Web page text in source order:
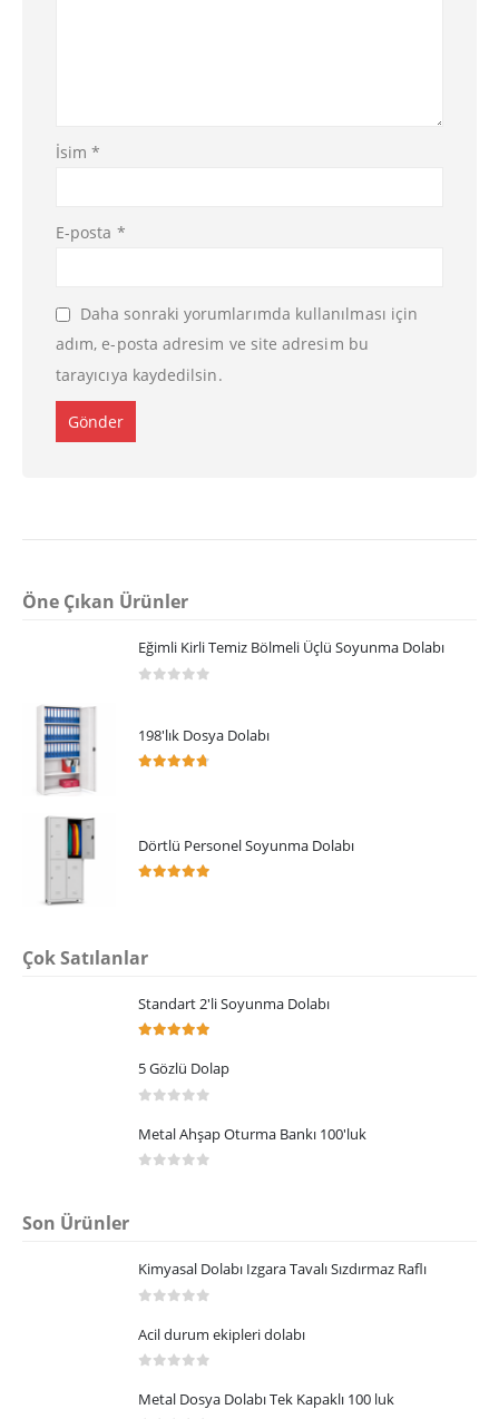
İsim*
E-posta *
Daha sonraki yorumlarımda kullanılması için
adım, e-posta adresim ve site adresim bu
tarayıcıya kaydedilsin.
Öne Çıkan Ürünler
Eğimli Kirli Temiz Bölmeli Üçlü Soyunma Dolabı
198'lık Dosya Dolabı
Dörtlü Personel Soyunma Dolabı
Çok Satılanlar
Standart 2'li Soyunma Dolabı
5 Gözlü Dolap
Metal Ahşap Oturma Bankı 100'luk
Son Ürünler
Kimyasal Dolabı Izgara Tavalı Sızdırmaz Raflı
Acil durum ekipleri dolabı
Metal Dosya Dolabı Tek Kapaklı 100 luk